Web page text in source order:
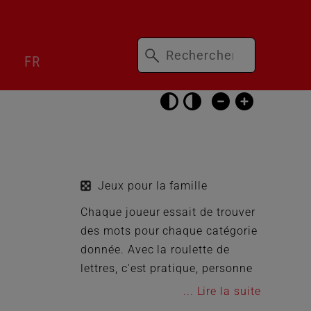
Passer
les
réglages
sélecteur
FR
Mots-
clés
Jeux pour la famille
Chaque joueur essait de trouver
des mots pour chaque catégorie
donnée. Avec la roulette de
lettres, c'est pratique, personne
ne peut plus tricher en